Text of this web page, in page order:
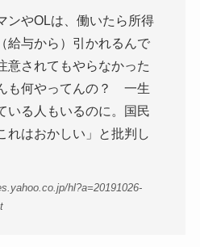
ンやOLは、働いたら所得
給与から）引かれるんで
意されてもやらなかった
も何やってんの？ 一生
いる人もいるのに。国民
れはおかしい」と批判し
hl?a=20191026-